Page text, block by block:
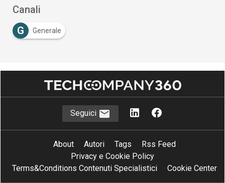
Canali
G
Generale
Seguici
About Autori Tags
Rss Feed
Privacy e Cookie Policy
Terms&Conditions Contenuti Specialistici
Cookie Center